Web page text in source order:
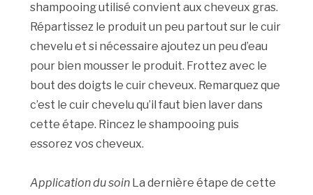
shampooing utilisé convient aux cheveux gras.
Répartissez le produit un peu partout sur le cuir
chevelu et si nécessaire ajoutez un peu d’eau
pour bien mousser le produit. Frottez avec le
bout des doigts le cuir cheveux. Remarquez que
c’est le cuir chevelu qu’il faut bien laver dans
cette étape. Rincez le shampooing puis
essorez vos cheveux.
Application du soin La dernière étape de cette